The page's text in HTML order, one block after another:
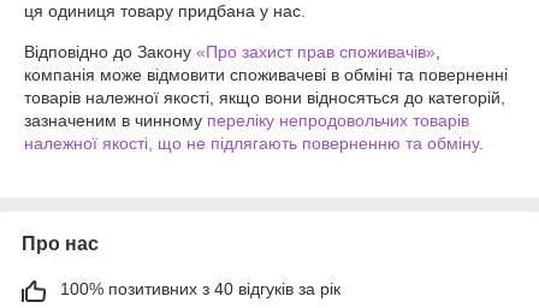
ця одиниця товару придбана у нас.
Відповідно до Закону «Про захист прав споживачів»
компанія може відмовити споживачеві в обміні та поверненні
товарів належної якості, якщо вони відносяться до категорій,
зазначеним в чинному переліку непродовольчих товарів
належної якості, що не підлягають поверненню та обміну.
Про нас
100% позитивних з 40 відгуків за рік